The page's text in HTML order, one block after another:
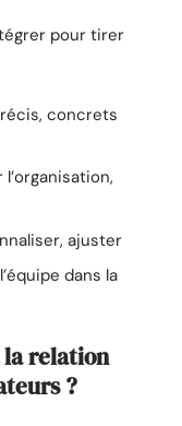
pour tirer
concrets
ajuster
dans la
la relation
?